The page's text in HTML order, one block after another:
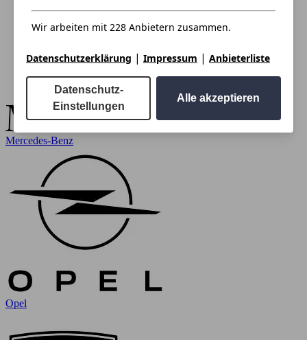
Mercedes-Benz
Opel
Wir arbeiten mit 228 Anbietern zusammen.
Datenschutzerklärung | Impressum | Anbieterliste
Datenschutz-
Einstellungen
Alle akzeptieren